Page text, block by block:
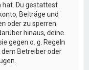
hat. Du gestattest
Beiträge und
oder zu sperren.
hinaus, deine
gegen o. g. Regeln
Betreiber oder